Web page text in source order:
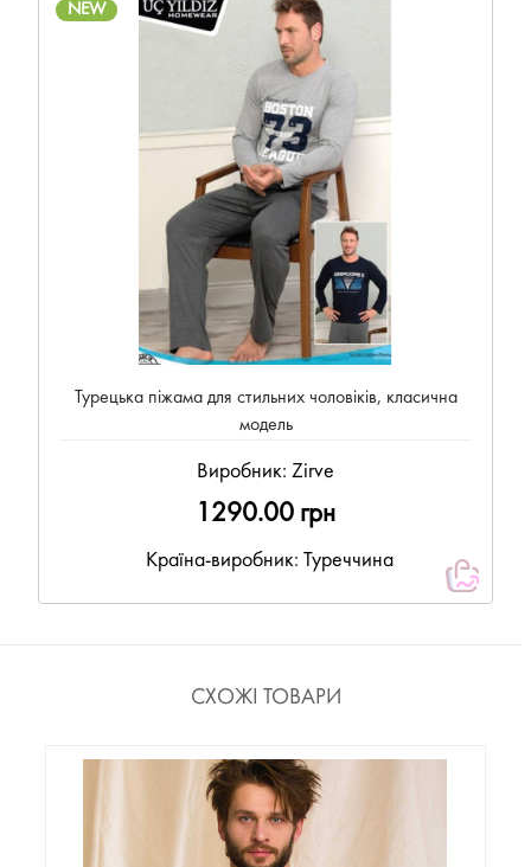
NEW
Турецька піжама для стильних чоловіків, класична
модель
Виробник: Zirve
1290.00 грн
Країна-виробник: Туреччина
СХОЖІ ТОВАРИ